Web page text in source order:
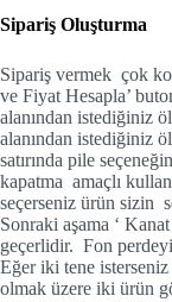
Sipariş Oluşturma
Sipariş vermek çok
ve Fiyat Hesapla’
alanından istediğiniz
alanından istediğiniz
satırında pile
kapatma amaçlı
seçerseniz ürün sizin
Sonraki aşama ‘
geçerlidir. Fon
Eğer iki tene
olmak üzere iki ürün